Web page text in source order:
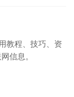
教程、技巧、资
信息。